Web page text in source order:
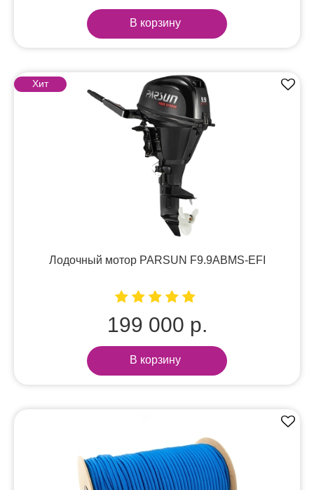
В корзину
Хит
Лодочный мотор PARSUN F9.9ABMS-EFI
199 000 р.
В корзину